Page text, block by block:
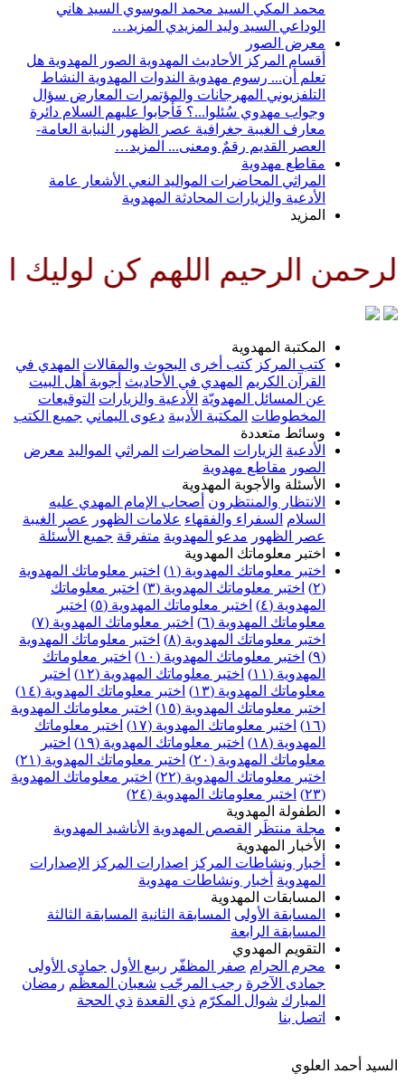
محمد المكي السيد محمد الموسوي السيد هاني
الوداعي السيد وليد المزيدي المزيد…
معرض الصور
أقسام المركز
الأحاديث المهدوية الصور المهدوية هل
تعلم أن... رسوم مهدوية الندوات المهدوية النشاط
التلفزيوني المهرجانات والمؤتمرات المعارض سؤال
وجواب مهدوي سُئلوا...؟ فَأجابوا عليهم السلام دائرة
معارف الغيبة جغرافية عصر الظهور
النيابة العامة-
العصر القديم رقمٌ ومعنى... المزيد…
مقاطع مهدوية
المراثي المحاضرات المواليد النعي الأشعار
عامة
الأدعية والزيارات المحادثة المهدوية
المزيد
الرحيم اللهم كن لوليك
المكتبة المهدوية
كتب المركز كتب أخرى البحوث والمقالات المهدي في
القرآن الكريم
المهدي في الأحاديث أجوبة أهل البيت
عن المسائل المهدويّة الأدعية والزيارات التوقيعات
المخطوطات المكتبة الأدبية دعوى اليماني جميع الكتب
وسائط متعددة
الأدعية الزيارات المحاضرات المراثي المواليد معرض
الصور مقاطع مهدوية
الأسئلة والأجوبة المهدوية
الانتظار والمنتظرون أصحاب الإمام المهدي عليه
السلام السفراء والفقهاء علامات الظهور
عصر الغيبة
عصر الظهور مدعو المهدوية متفرقة جميع الأسئلة
اختبر معلوماتك المهدوية
اختبر معلوماتك المهدوية (١)
اختبر معلوماتك المهدوية
(٢)
اختبر معلوماتك المهدوية (٣)
اختبر معلوماتك
المهدوية (٤)
اختبر معلوماتك المهدوية (٥)
اختبر
معلوماتك المهدوية (٦)
اختبر معلوماتك المهدوية (٧)
اختبر معلوماتك المهدوية (٨)
اختبر معلوماتك المهدوية
(٩)
اختبر معلوماتك المهدوية (١٠)
اختبر معلوماتك
المهدوية (١١)
اختبر معلوماتك المهدوية (١٢)
اختبر
معلوماتك المهدوية (١٣)
اختبر معلوماتك المهدوية (١٤)
اختبر معلوماتك المهدوية (١٥)
اختبر معلوماتك المهدوية
(١٦)
اختبر معلوماتك المهدوية (١٧)
اختبر معلوماتك
المهدوية (١٨)
اختبر معلوماتك المهدوية (١٩)
اختبر
معلوماتك المهدوية (٢٠)
اختبر معلوماتك المهدوية (٢١)
اختبر معلوماتك المهدوية (٢٢)
اختبر معلوماتك المهدوية
(٢٣)
اختبر معلوماتك المهدوية (٢٤)
الطفولة المهدوية
مجلة منتظَر
القصص المهدوية الأناشيد المهدوية
الأخبار المهدوية
أخبار ونشاطات المركز
اصدارات المركز
الإصدارات
المهدوية أخبار ونشاطات مهدوية
المسابقات المهدوية
المسابقة الأولى المسابقة الثانية المسابقة الثالثة
المسابقة الرابعة
التقويم المهدوي
محرم الحرام صفر المظفّر ربيع الأول جمادى الأولى
جمادى الآخرة رجب المرجّب شعبان المعظّم رمضان
المبارك شوال المكرّم ذي القعدة ذي الحجة
اتصل بنا
السيد أحمد العلوي